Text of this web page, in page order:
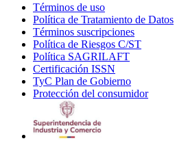
Términos de uso
in
new
window
Política de Tratamiento de Datos
Términos suscripciones
in
Política de Riesgos C/ST
Política SAGRILAFT
new
window
Certificación ISSN
in
new
TyC Plan de Gobierno
in
Protección del consumidorOpens